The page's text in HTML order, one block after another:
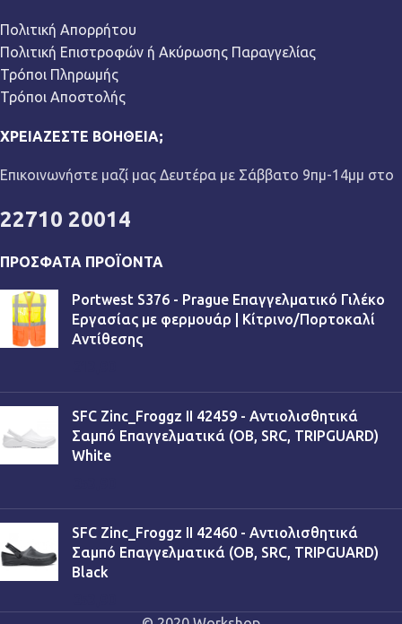
Πολιτική Απορρήτου
Πολιτική Επιστροφών ή Ακύρωσης Παραγγελίας
Τρόποι Πληρωμής
Τρόποι Αποστολής
ΧΡΕΙΆΖΕΣΤΕ ΒΟΉΘΕΙΑ;
Επικοινωνήστε μαζί μας Δευτέρα με Σάββατο 9πμ-14μμ στο
22710 20014
ΠΡΌΣΦΑΤΑ ΠΡΟΪΌΝΤΑ
Portwest S376 - Prague Επαγγελματικό Γιλέκο
Εργασίας με φερμουάρ | Κίτρινο/Πορτοκαλί
Αντίθεσης
SFC Zinc_Froggz II 42459 - Αντιολισθητικά
Σαμπό Επαγγελματικά (OB, SRC, TRIPGUARD)
White
SFC Zinc_Froggz II 42460 - Αντιολισθητικά
Σαμπό Επαγγελματικά (OB, SRC, TRIPGUARD)
Black